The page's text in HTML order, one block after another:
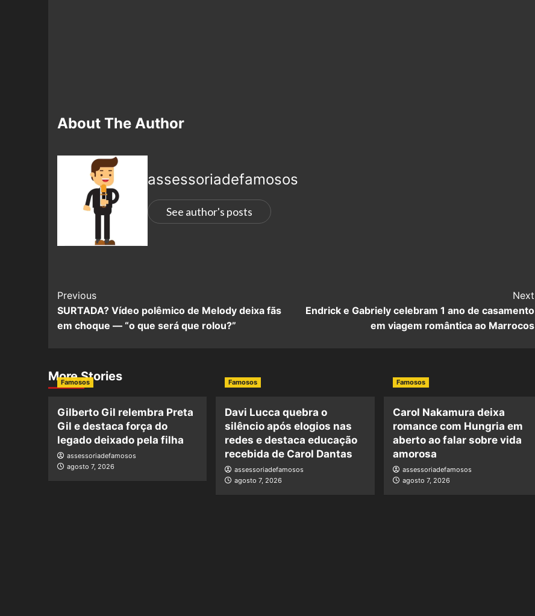
About The Author
assessoriadefamosos
See author's posts
Previous
SURTADA? Vídeo polêmico de Melody deixa fãs
em choque — “o que será que rolou?”
Next
Endrick e Gabriely celebram 1 ano de casamento
em viagem romântica ao Marrocos
More Stories
Famosos
Gilberto Gil relembra Preta
Gil e destaca força do
legado deixado pela filha
assessoriadefamosos
agosto 7, 2026
Famosos
Davi Lucca quebra o
silêncio após elogios nas
redes e destaca educação
recebida de Carol Dantas
assessoriadefamosos
agosto 7, 2026
Famosos
Carol Nakamura deixa
romance com Hungria em
aberto ao falar sobre vida
amorosa
assessoriadefamosos
agosto 7, 2026